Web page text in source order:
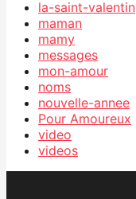
la-saint-valentin
maman
mamy
messages
mon-amour
noms
nouvelle-annee
Pour Amoureux
video
videos